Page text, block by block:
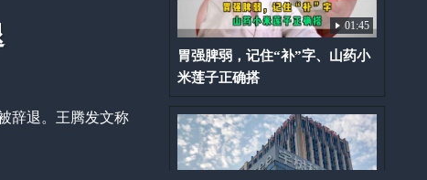
辞退。王腾发文称
01:45
胃强脾弱，记住“补”字、山药小
米莲子正确搭